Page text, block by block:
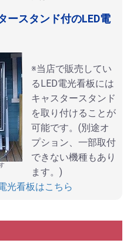
ースタンド付のLED電
※当店で販売してい
るLED電光看板には
キャスタースタンド
を取り付けることが
可能です。(別途オ
プション、一部取付
できない機種もあり
ます。)
光看板はこちら